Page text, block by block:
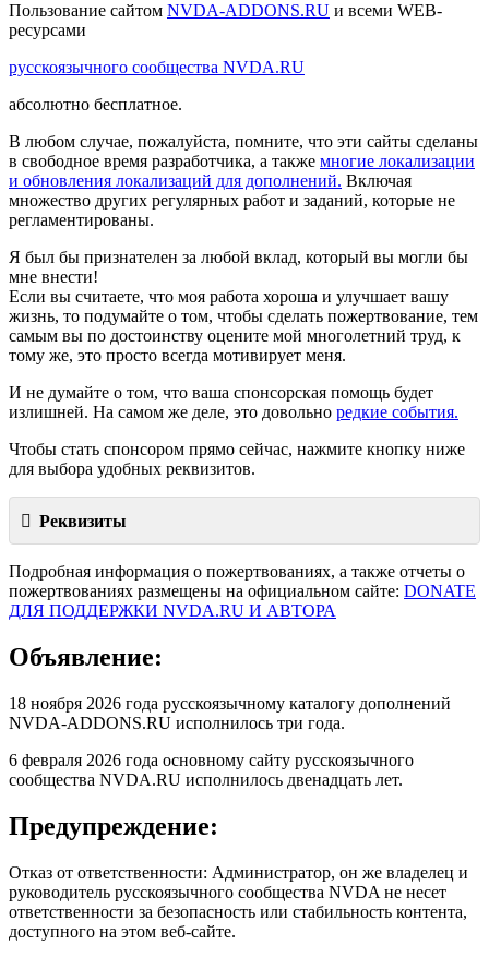
Пользование сайтом NVDA-ADDONS.RU и всеми WEB-
ресурсами
русскоязычного сообщества NVDA.RU
абсолютно бесплатное.
В любом случае, пожалуйста, помните, что эти сайты сделаны
в свободное время разработчика, а также многие локализации
и обновления локализаций для дополнений. Включая
множество других регулярных работ и заданий, которые не
регламентированы.
Я был бы признателен за любой вклад, который вы могли бы
мне внести!
Если вы считаете, что моя работа хороша и улучшает вашу
жизнь, то подумайте о том, чтобы сделать пожертвование, тем
самым вы по достоинству оцените мой многолетний труд, к
тому же, это просто всегда мотивирует меня.
И не думайте о том, что ваша спонсорская помощь будет
излишней. На самом же деле, это довольно редкие события.
Чтобы стать спонсором прямо сейчас, нажмите кнопку ниже
для выбора удобных реквизитов.
Реквизиты
Подробная информация о пожертвованиях, а также отчеты о
пожертвованиях размещены на официальном сайте: DONATE
ДЛЯ ПОДДЕРЖКИ NVDA.RU И АВТОРА
Объявление:
18 ноября 2026 года русскоязычному каталогу дополнений
NVDA-ADDONS.RU исполнилось три года.
6 февраля 2026 года основному сайту русскоязычного
сообщества NVDA.RU исполнилось двенадцать лет.
Предупреждение:
Отказ от ответственности: Администратор, он же владелец и
руководитель русскоязычного сообщества NVDA не несет
ответственности за безопасность или стабильность контента,
доступного на этом веб-сайте.